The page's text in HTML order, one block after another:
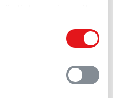
mit
im Rahmen
Wolfsbarsch auf Thai-